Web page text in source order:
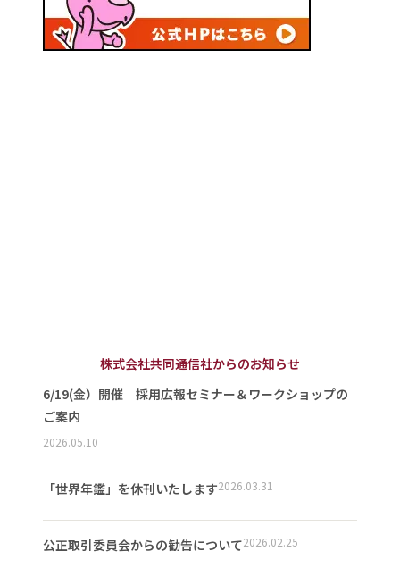
株式会社共同通信社からのお知らせ
6/19(金）開催 採用広報セミナー＆ワークショップの
ご案内
2026.05.10
「世界年鑑」を休刊いたします2026.03.31
公正取引委員会からの勧告について2026.02.25